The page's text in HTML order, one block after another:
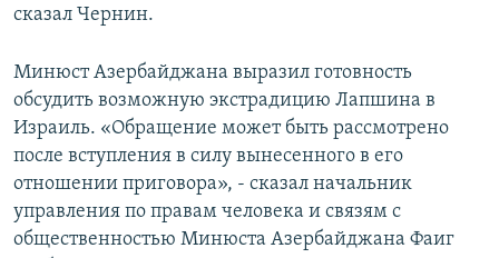
Русский
Все сайты Радио Азатутюн
сказал Чернин.
Минюст Азербайджана выразил готовность
обсудить возможную экстрадицию Лапшина в
Израиль. «Обращение может быть рассмотрено
после вступления в силу вынесенного в его
отношении приговора», - сказал начальник
управления по правам человека и связям с
общественностью Минюста Азербайджана Фаиг